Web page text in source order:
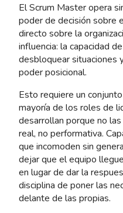
El Scrum Master opera
poder de decisión sobre
directo sobre la
influencia: la capacidad
desbloquear situaciones
poder posicional.
Esto requiere un
mayoría de los roles de
desarrollan porque no
real, no performativa.
que incomoden sin
dejar que el equipo
en lugar de dar la
disciplina de poner las
delante de las propias.